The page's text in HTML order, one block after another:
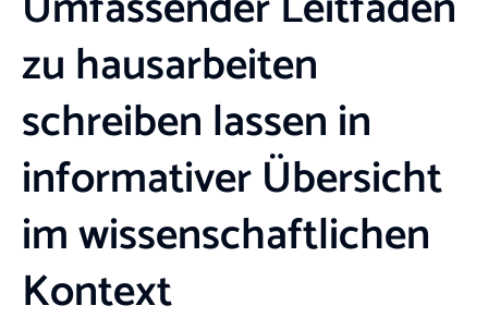
zu hausarbeiten
schreiben lassen in
informativer Übersicht
im wissenschaftlichen
Kontext